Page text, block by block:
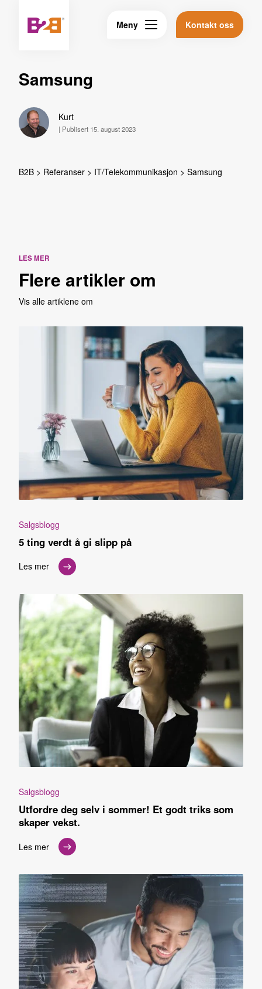
Meny Kontakt oss
Samsung
Kurt
| Publisert 15. august 2023
B2B > Referanser > IT/Telekommunikasjon > Samsung
LES MER
Flere artikler om
Vis alle artiklene om
Salgsblogg
5 ting verdt å gi slipp på
Les mer
Salgsblogg
Utfordre deg selv i sommer! Et godt triks som
skaper vekst.
Les mer